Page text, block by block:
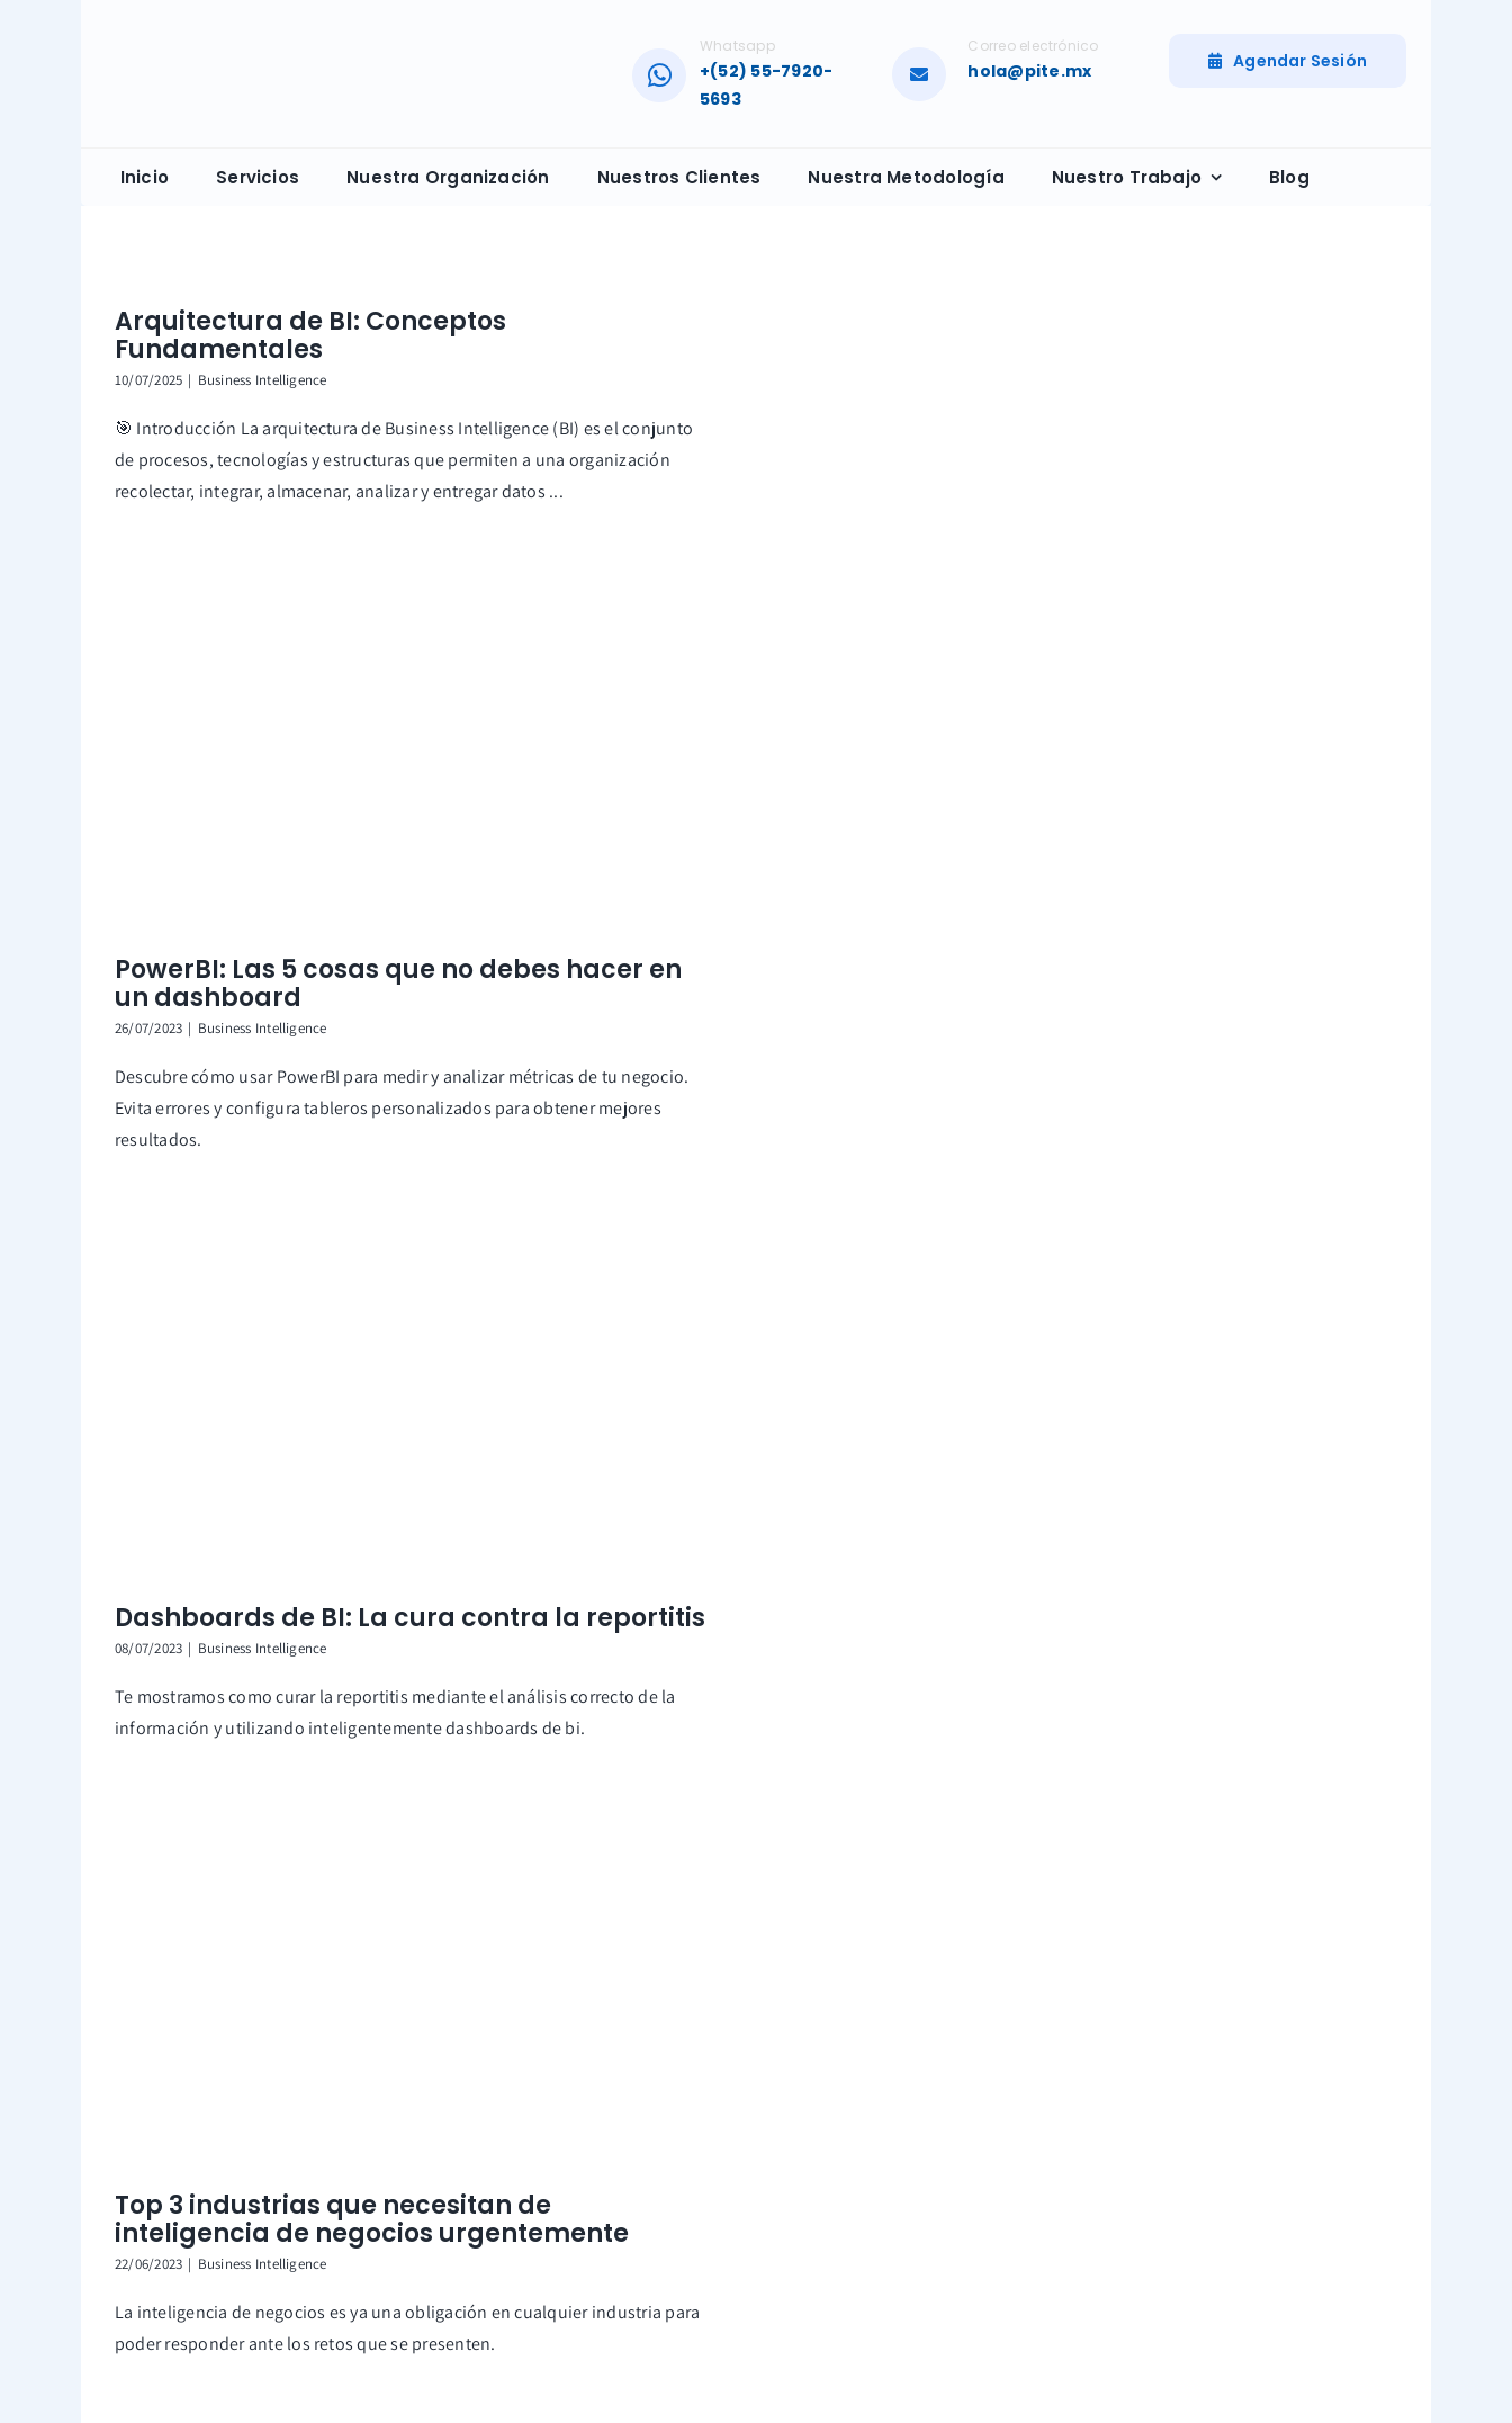
Whatsapp
+(52) 55-7920-
5693
Correo electrónico
hola@pite.mx Agendar Sesión
Inicio Servicios Nuestra Organización Nuestros Clientes Nuestra Metodología Nuestro Trabajo Blog
Arquitectura de BI: Conceptos
Fundamentales
10/07/2025 | Business Intelligence
🎯 Introducción La arquitectura de Business Intelligence (BI) es el conjunto
de procesos, tecnologías y estructuras que permiten a una organización
recolectar, integrar, almacenar, analizar y entregar datos ...
PowerBI: Las 5 cosas que no debes hacer en
un dashboard
26/07/2023 | Business Intelligence
Descubre cómo usar PowerBI para medir y analizar métricas de tu negocio.
Evita errores y configura tableros personalizados para obtener mejores
resultados.
Dashboards de BI: La cura contra la reportitis
08/07/2023 | Business Intelligence
Te mostramos como curar la reportitis mediante el análisis correcto de la
información y utilizando inteligentemente dashboards de bi.
Top 3 industrias que necesitan de
inteligencia de negocios urgentemente
22/06/2023 | Business Intelligence
La inteligencia de negocios es ya una obligación en cualquier industria para
poder responder ante los retos que se presenten.